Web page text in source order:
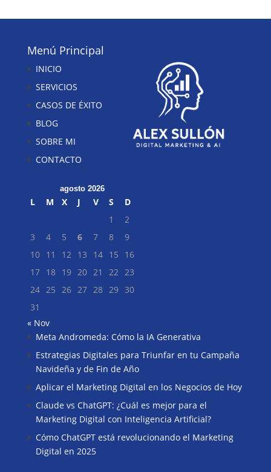
Menú Principal
INICIO
SERVICIOS
CASOS DE ÉXITO
BLOG
SOBRE MI
CONTACTO
agosto 2026
L M X J V S
D
1
2
3
4 5 6 7 8
9
10 11 12 13 14 15
16
17 18 19 20 21 22 23
24 25 26 27 28 29 30
31
« Nov
Meta Andromeda: Cómo la IA Generativa
Estrategias Digitales para Triunfar en tu Campaña
Navideña y de Fin de Año
Aplicar el Marketing Digital en los Negocios de Hoy
Claude vs ChatGPT: ¿Cuál es mejor para el
Marketing Digital con Inteligencia Artificial?
Cómo ChatGPT está revolucionando el Marketing
Digital en 2025